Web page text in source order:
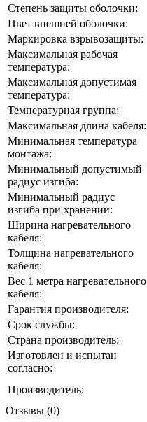
Степень защиты оболочки:
Цвет внешней оболочки:
Маркировка взрывозащиты:
Максимальная рабочая
температура:
Максимальная допустимая
температура:
Температурная группа:
Максимальная длина кабеля:
Минимальная температура
монтажа:
Минимальный допустимый
радиус изгиба:
Минимальный радиус
изгиба при хранении:
Ширина нагревательного
кабеля:
Толщина нагревательного
кабеля:
Вес 1 метра нагревательного
кабеля:
Гарантия производителя:
Срок службы:
Страна производитель:
Изготовлен и испытан
согласно:
Производитель:
Отзывы (0)